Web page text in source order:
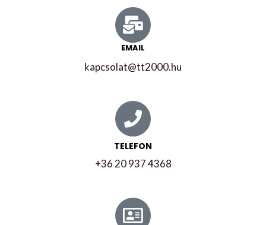
EMAIL
kapcsolat@tt2000.hu
TELEFON
+36 20 937 4368